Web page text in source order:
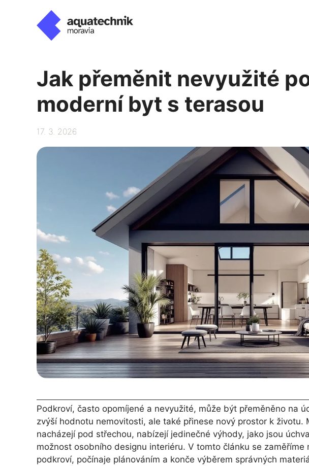
Jak přeměnit nevyužité
moderní byt s terasou
17. 3. 2026
Podkroví, často opomíjené a nevyužité, může být přeměněno na
zvýší hodnotu nemovitosti, ale také přinese nový prostor k životu.
nacházejí pod střechou, nabízejí jedinečné výhody, jako jsou
možnost osobního designu interiéru. V tomto článku se
podkroví, počínaje plánováním a konče výběrem správných